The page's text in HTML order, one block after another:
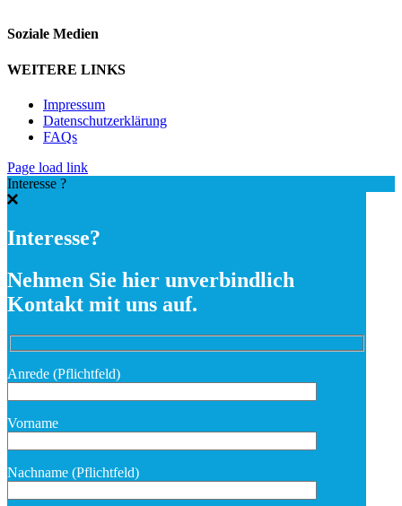
Soziale Medien
WEITERE LINKS
Impressum
Datenschutzerklärung
FAQs
Page load link
Interesse ?
Interesse?
Nehmen Sie hier unverbindlich
Kontakt mit uns auf.
Anrede (Pflichtfeld)
Vorname
Nachname (Pflichtfeld)